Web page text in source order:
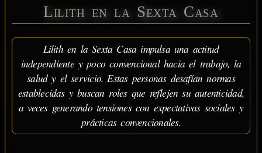
Lilith en la Sexta Casa
Lilith en la Sexta Casa impulsa una actitud
independiente y poco convencional hacia el trabajo, la
salud y el servicio. Estas personas desafían normas
establecidas y buscan roles que reflejen su autenticidad,
a veces generando tensiones con expectativas sociales y
prácticas convencionales.